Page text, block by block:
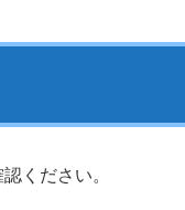
ください。